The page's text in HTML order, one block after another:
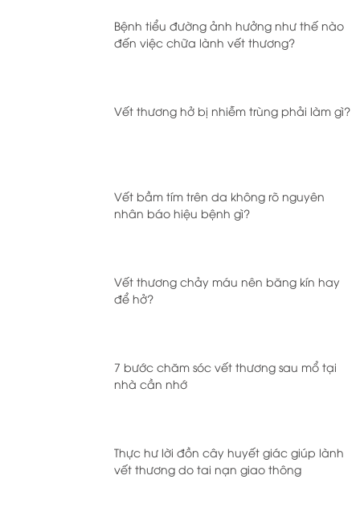
Bệnh tiểu đường ảnh hưởng như thế nào
đến việc chữa lành vết thương?
Vết thương hở bị nhiễm trùng phải làm gì?
Vết bầm tím trên da không rõ nguyên
nhân báo hiệu bệnh gì?
Vết thương chảy máu nên băng kín hay
để hở?
7 bước chăm sóc vết thương sau mổ tại
nhà cần nhớ
Thực hư lời đồn cây huyết giác giúp lành
vết thương do tai nạn giao thông